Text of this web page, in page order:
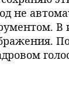
не
В